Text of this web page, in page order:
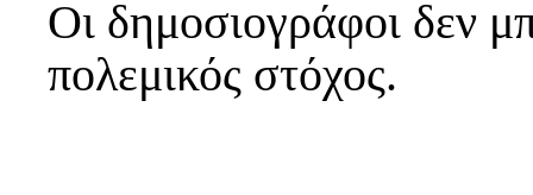
Οι δημοσιογράφοι δεν
πολεμικός στόχος.